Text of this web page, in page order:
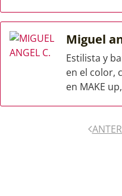
Miguel
Estilista y
en el color,
en MAKE